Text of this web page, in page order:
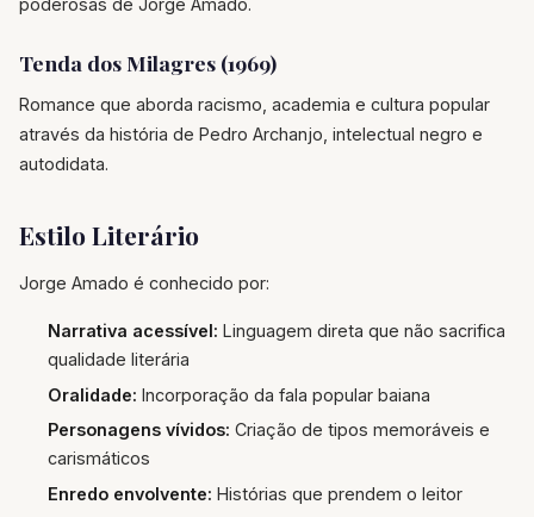
Tenda dos Milagres (1969)
Romance que aborda racismo, academia e cultura popular
através da história de Pedro Archanjo, intelectual negro e
autodidata.
Estilo Literário
Jorge Amado é conhecido por:
Narrativa acessível: Linguagem direta que não sacrifica
qualidade literária
Oralidade: Incorporação da fala popular baiana
Personagens vívidos: Criação de tipos memoráveis e
carismáticos
Enredo envolvente: Histórias que prendem o leitor